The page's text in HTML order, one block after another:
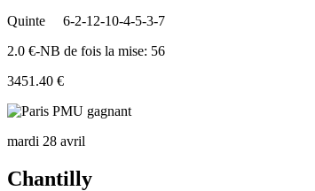
Quinte
6-2-12-10-4-5-3-7
2.0 €-NB de fois la mise: 56
3451.40 €
mardi 28 avril
Chantilly